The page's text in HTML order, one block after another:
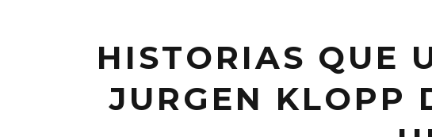
HISTORIAS QUE
JURGEN KLOPP